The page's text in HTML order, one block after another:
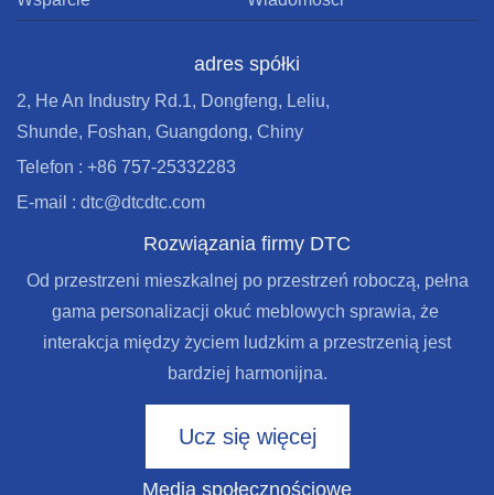
adres spółki
2, He An Industry Rd.1, Dongfeng, Leliu,
Shunde, Foshan, Guangdong, Chiny
Telefon : +86 757-25332283
E-mail : dtc@dtcdtc.com
Rozwiązania firmy DTC
Od przestrzeni mieszkalnej po przestrzeń roboczą, pełna
gama personalizacji okuć meblowych sprawia, że ​​
interakcja między życiem ludzkim a przestrzenią jest
bardziej harmonijna.
Ucz się więcej
Media społecznościowe